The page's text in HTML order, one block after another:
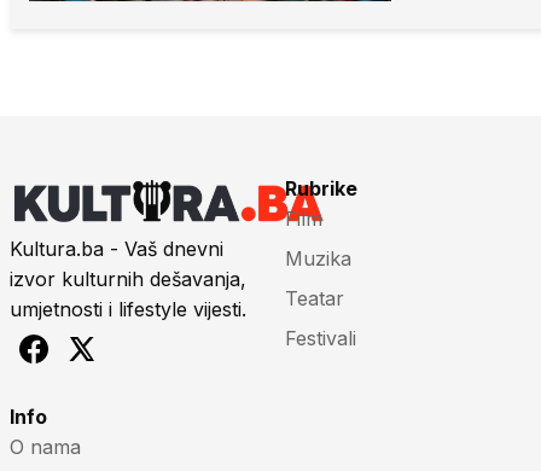
Kultura.ba - Vaš dnevni
izvor kulturnih dešavanja,
umjetnosti i lifestyle vijesti.
Rubrike
Film
Muzika
Teatar
Festivali
Info
O nama